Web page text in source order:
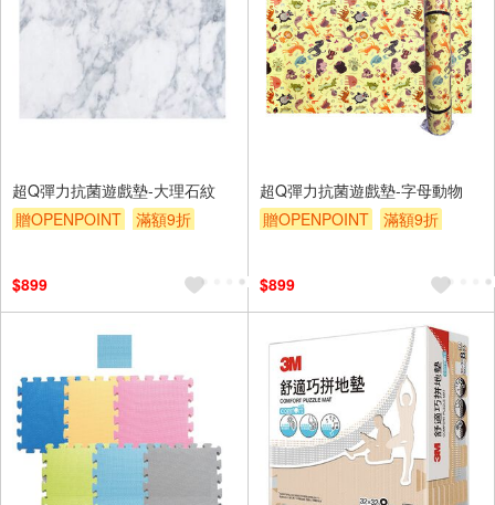
超Q彈力抗菌遊戲墊-大理石紋
贈OPENPOINT
滿額9折
$899
超Q彈力抗菌遊戲墊-字母動物
贈OPENPOINT
滿額9折
$899